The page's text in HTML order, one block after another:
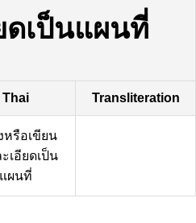
ดเป็นแผนที่
Thai Transliteration
หรือเขียน
เอียดเป็น
แผนที่